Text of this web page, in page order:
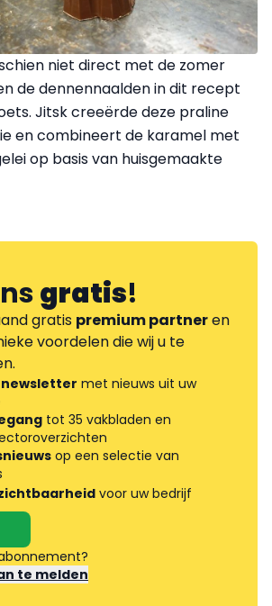
niet direct met de zomer
de dennennaalden in dit recept
Jitsk creeërde deze praline
en combineert de karamel met
op basis van huisgemaakte
gratis!
gratis premium partneren
voordelen die wij u te
met nieuws uit uw
tot 35 vakbladen en
op een selectie van
voor uw bedrijf
te melden